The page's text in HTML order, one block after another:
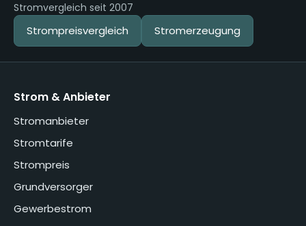
Stromvergleich seit 2007
Strompreisvergleich Stromerzeugung
Strom & Anbieter
Stromanbieter
Stromtarife
Strompreis
Grundversorger
Gewerbestrom